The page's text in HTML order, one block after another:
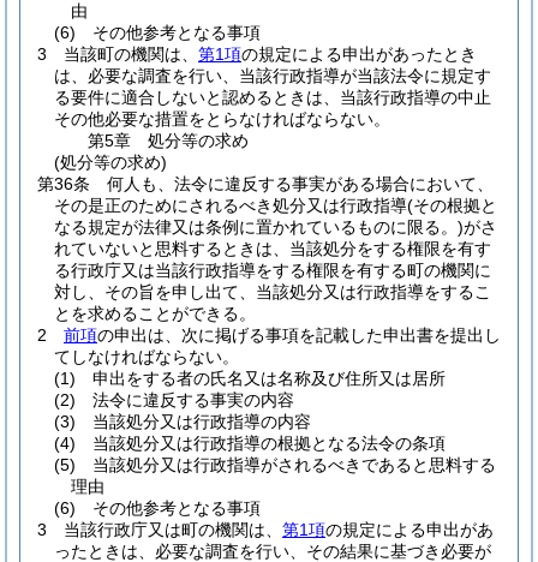
由
(6)
その他参考となる事項
3
当該町の機関は、 第1項の規定による申出があったとき
は、必要な調査を行い、当該行政指導が当該法令に規定す
る要件に適合しないと認めるときは、当該行政指導の中止
その他必要な措置をとらなければならない。
第5章
処分等の求め
(処分等の求め)
第36条
何人も、法令に違反する事実がある場合において、
その是正のためにされるべき処分又は行政指導(その根拠と
なる規定が法律又は条例に置かれているものに限る。)がさ
れていないと思料するときは、当該処分をする権限を有す
る行政庁又は当該行政指導をする権限を有する町の機関に
対し、その旨を申し出て、当該処分又は行政指導をするこ
とを求めることができる。
2
前項の申出は、次に掲げる事項を記載した申出書を提出し
てしなければならない。
(1)
申出をする者の氏名又は名称及び住所又は居所
(2)
法令に違反する事実の内容
(3)
当該処分又は行政指導の内容
(4)
当該処分又は行政指導の根拠となる法令の条項
(5)
当該処分又は行政指導がされるべきであると思料する
理由
(6)
その他参考となる事項
3
当該行政庁又は町の機関は、 第1項の規定による申出があ
ったときは、必要な調査を行い、その結果に基づき必要が